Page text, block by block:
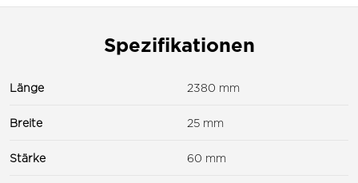
Spezifikationen
Länge 2380 mm
Breite 25 mm
Stärke 60 mm